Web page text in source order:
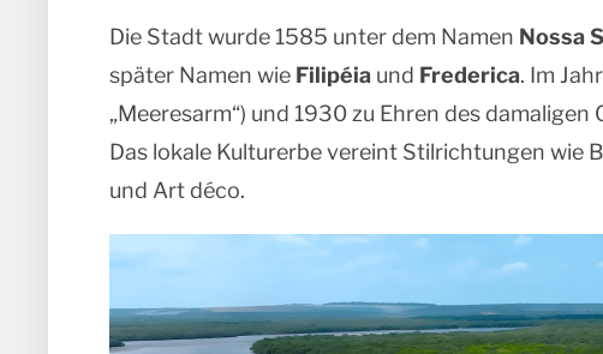
Die Stadt wurde 1585 unter dem Namen Nossa
später Namen wie Filipéiaund Frederica. Im
„Meeresarm“) und 1930 zu Ehren des damaligen
Das lokale Kulturerbe vereint Stilrichtungen wie
und Art déco.